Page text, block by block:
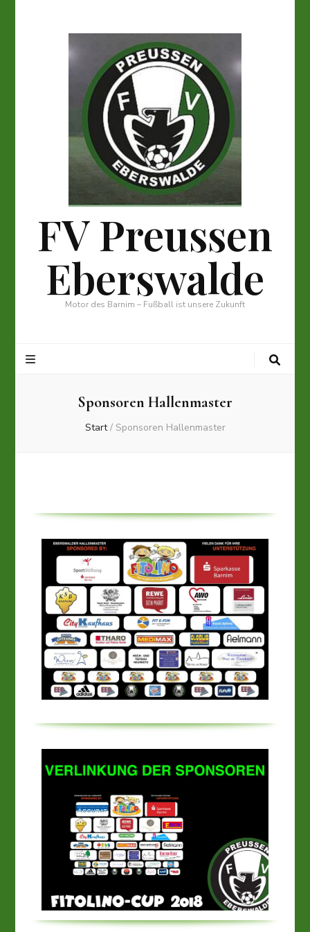
FV Preussen
Eberswalde
Motor des Barnim – Fußball ist unsere Zukunft
Sponsoren Hallenmaster
Start / Sponsoren Hallenmaster